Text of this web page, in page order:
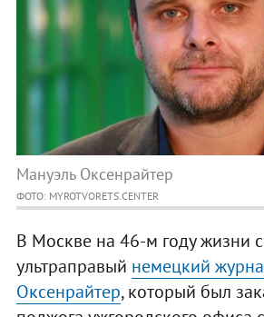
Мануэль Оксенрайтер
ФОТО: MYROTVORETS.CENTER
В Москве на 46-м году жизни
ультраправый немецкий
Оксенрайтер, который был